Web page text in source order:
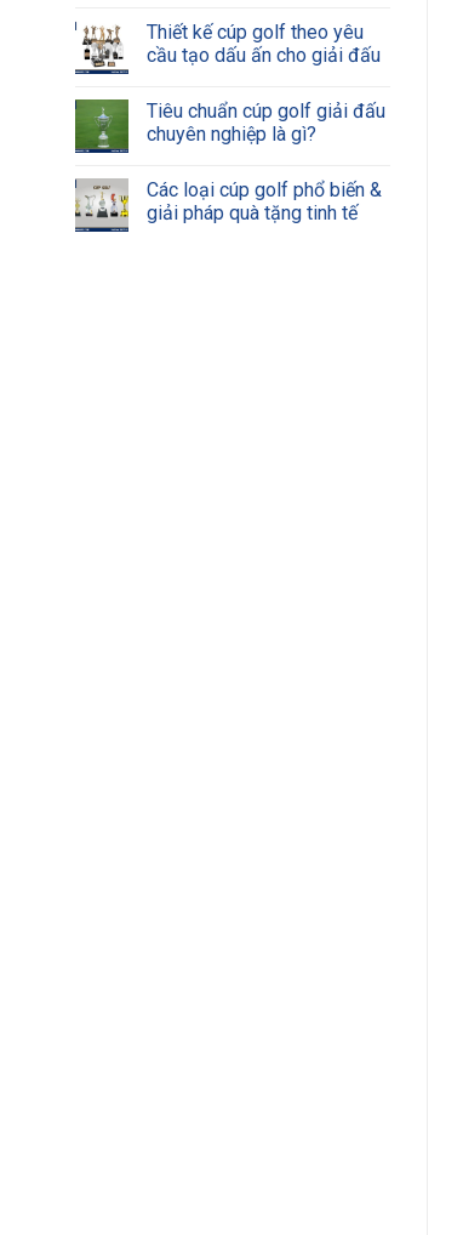
Thiết kế cúp golf theo yêu
cầu tạo dấu ấn cho giải đấu
Tiêu chuẩn cúp golf giải đấu
chuyên nghiệp là gì?
Các loại cúp golf phổ biến &
giải pháp quà tặng tinh tế